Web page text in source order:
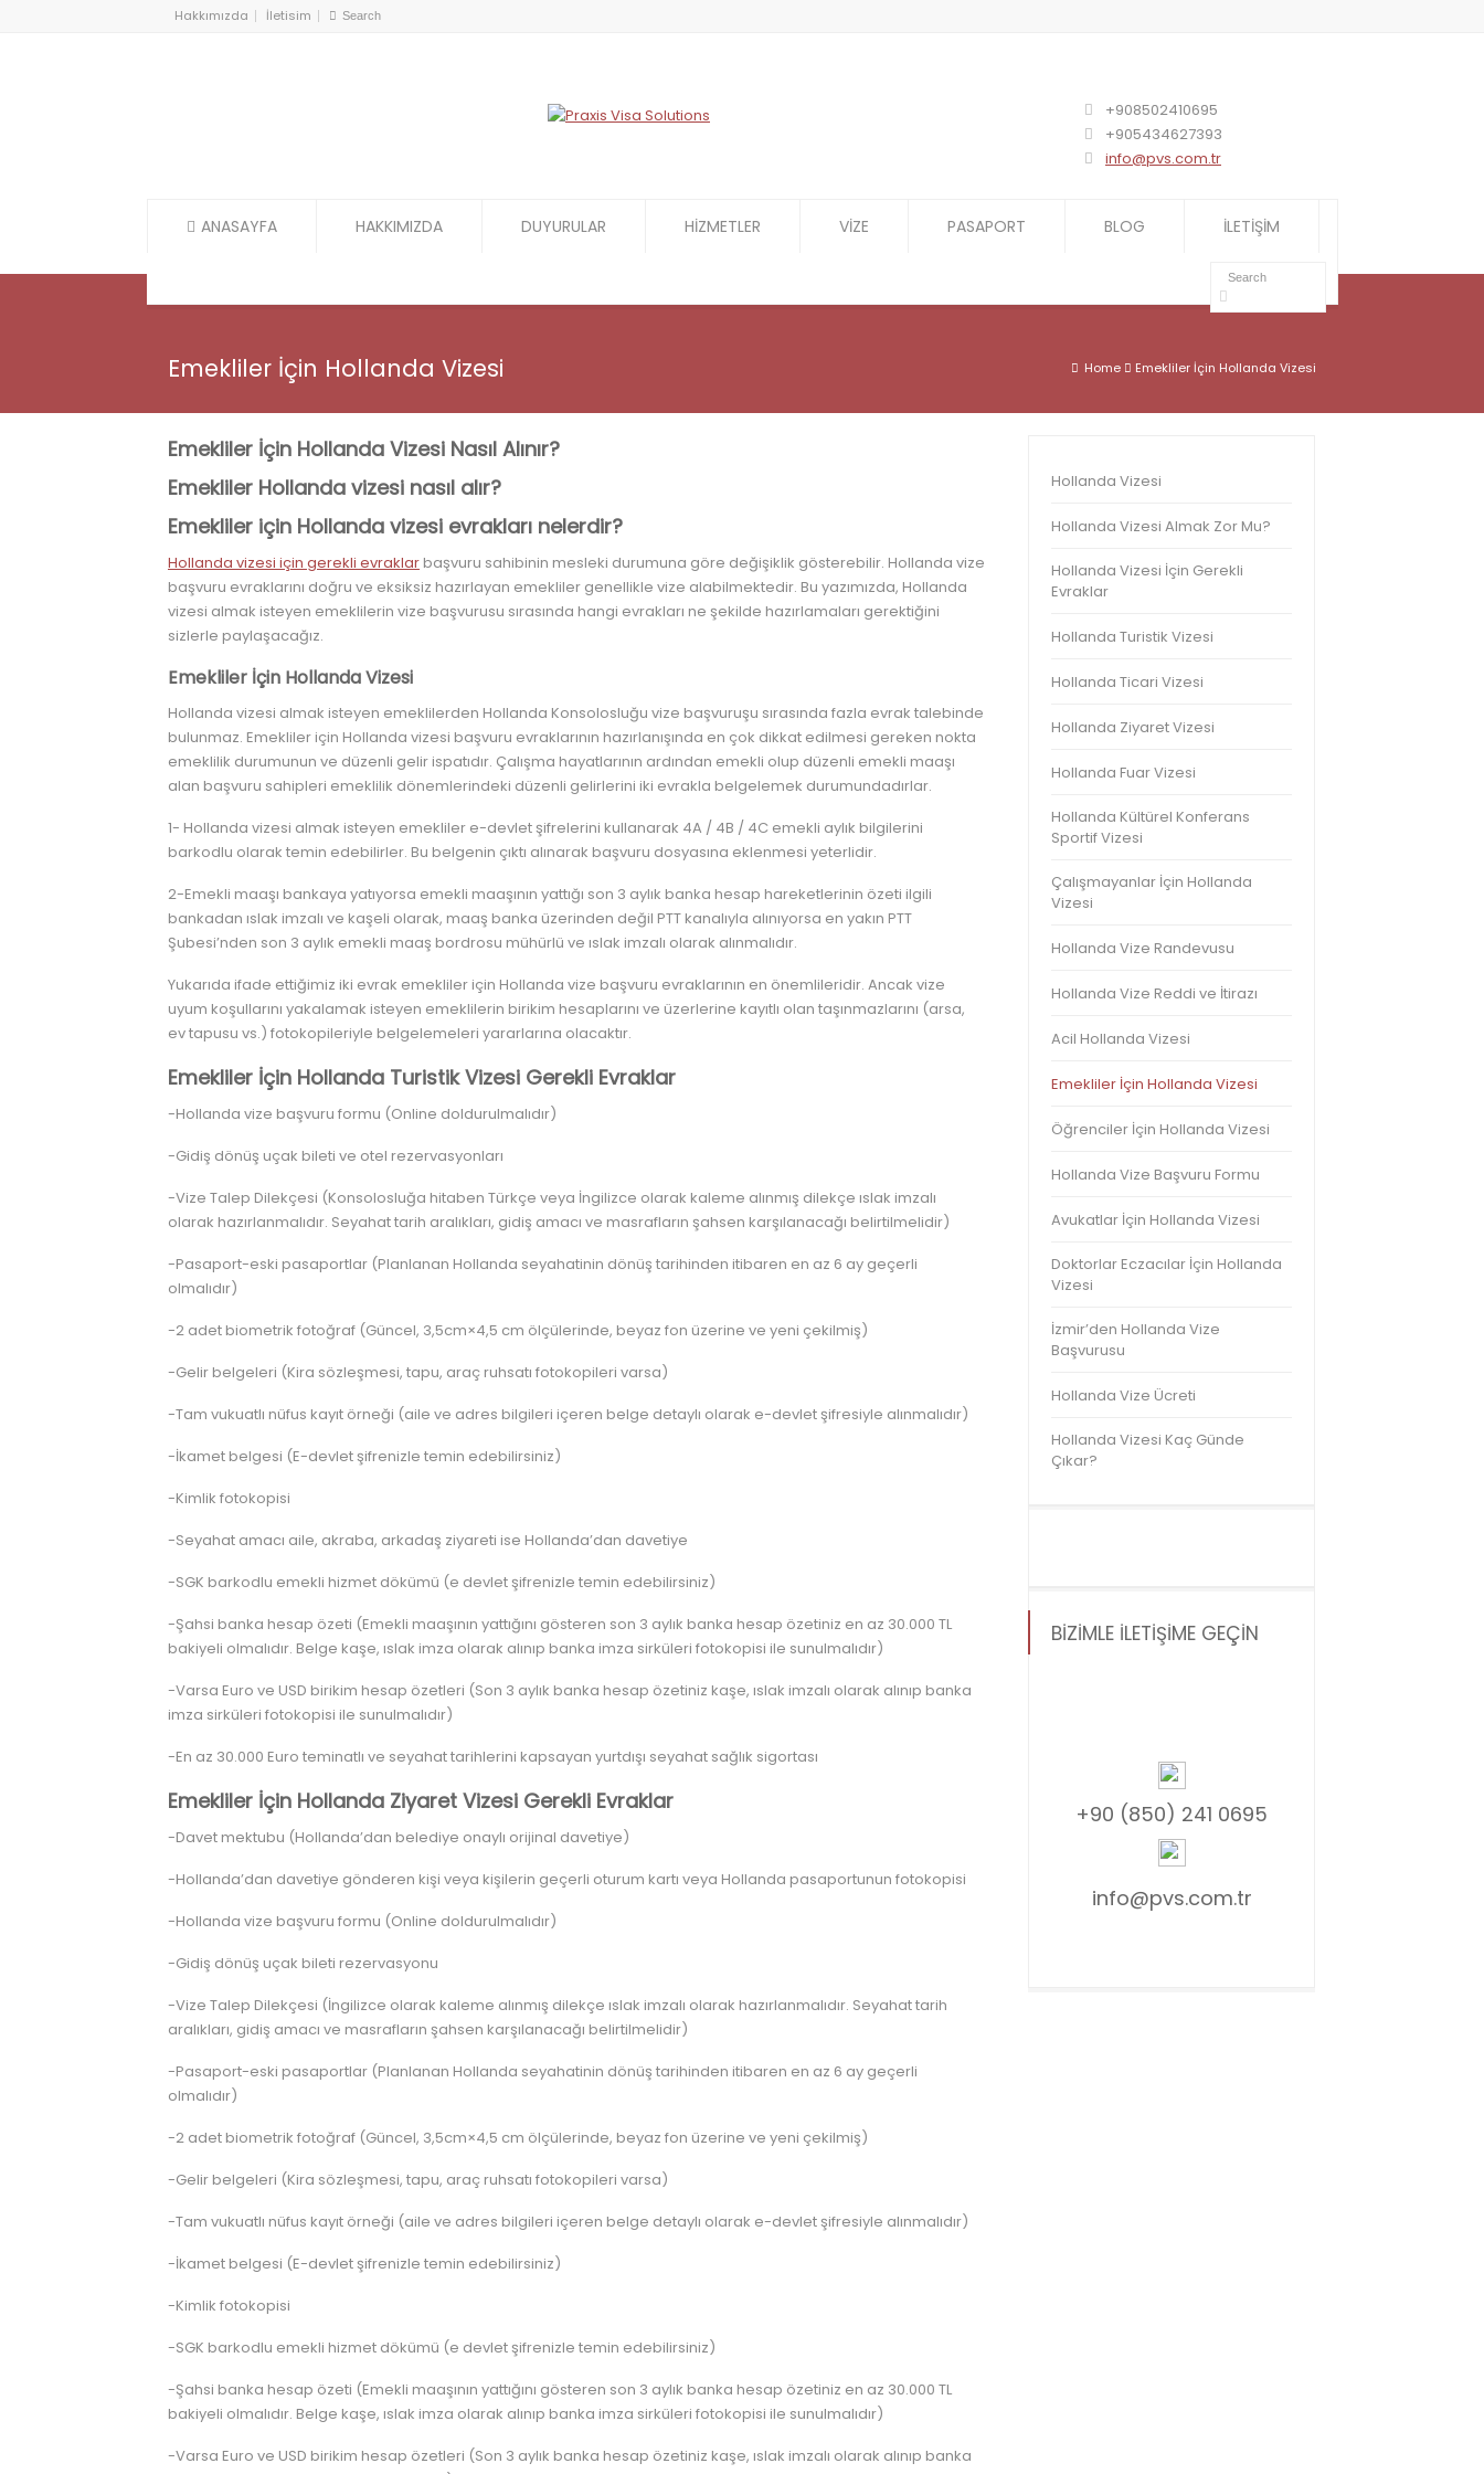
Hakkımızda İletisim
+908502410695
+905434627393
info@pvs.com.tr
ANASAYFA HAKKIMIZDA DUYURULAR HİZMETLER VİZE PASAPORT BLOG İLETİŞİM
Emekliler İçin Hollanda Vizesi Home Emekliler İçin Hollanda Vizesi
Emekliler İçin Hollanda Vizesi Nasıl Alınır?
Emekliler Hollanda vizesi nasıl alır?
Emekliler için Hollanda vizesi evrakları nelerdir?
Hollanda vizesi için gerekli evraklar başvuru sahibinin mesleki durumuna göre değişiklik gösterebilir. Hollanda vize
başvuru evraklarını doğru ve eksiksiz hazırlayan emekliler genellikle vize alabilmektedir. Bu yazımızda, Hollanda
vizesi almak isteyen emeklilerin vize başvurusu sırasında hangi evrakları ne şekilde hazırlamaları gerektiğini
sizlerle paylaşacağız.
Emekliler İçin Hollanda Vizesi
Hollanda vizesi almak isteyen emeklilerden Hollanda Konsolosluğu vize başvuruşu sırasında fazla evrak talebinde
bulunmaz. Emekliler için Hollanda vizesi başvuru evraklarının hazırlanışında en çok dikkat edilmesi gereken nokta
emeklilik durumunun ve düzenli gelir ispatıdır. Çalışma hayatlarının ardından emekli olup düzenli emekli maaşı
alan başvuru sahipleri emeklilik dönemlerindeki düzenli gelirlerini iki evrakla belgelemek durumundadırlar.
1- Hollanda vizesi almak isteyen emekliler e-devlet şifrelerini kullanarak 4A / 4B / 4C emekli aylık bilgilerini
barkodlu olarak temin edebilirler. Bu belgenin çıktı alınarak başvuru dosyasına eklenmesi yeterlidir.
2-Emekli maaşı bankaya yatıyorsa emekli maaşının yattığı son 3 aylık banka hesap hareketlerinin özeti ilgili
bankadan ıslak imzalı ve kaşeli olarak, maaş banka üzerinden değil PTT kanalıyla alınıyorsa en yakın PTT
Şubesi’nden son 3 aylık emekli maaş bordrosu mühürlü ve ıslak imzalı olarak alınmalıdır.
Yukarıda ifade ettiğimiz iki evrak emekliler için Hollanda vize başvuru evraklarının en önemlileridir. Ancak vize
uyum koşullarını yakalamak isteyen emeklilerin birikim hesaplarını ve üzerlerine kayıtlı olan taşınmazlarını (arsa,
ev tapusu vs.) fotokopileriyle belgelemeleri yararlarına olacaktır.
Emekliler İçin Hollanda Turistik Vizesi Gerekli Evraklar
-Hollanda vize başvuru formu (Online doldurulmalıdır)
-Gidiş dönüş uçak bileti ve otel rezervasyonları
-Vize Talep Dilekçesi (Konsolosluğa hitaben Türkçe veya İngilizce olarak kaleme alınmış dilekçe ıslak imzalı
olarak hazırlanmalıdır. Seyahat tarih aralıkları, gidiş amacı ve masrafların şahsen karşılanacağı belirtilmelidir)
-Pasaport-eski pasaportlar (Planlanan Hollanda seyahatinin dönüş tarihinden itibaren en az 6 ay geçerli
olmalıdır)
-2 adet biometrik fotoğraf (Güncel, 3,5cm×4,5 cm ölçülerinde, beyaz fon üzerine ve yeni çekilmiş)
-Gelir belgeleri (Kira sözleşmesi, tapu, araç ruhsatı fotokopileri varsa)
-Tam vukuatlı nüfus kayıt örneği (aile ve adres bilgileri içeren belge detaylı olarak e-devlet şifresiyle alınmalıdır)
-İkamet belgesi (E-devlet şifrenizle temin edebilirsiniz)
-Kimlik fotokopisi
-Seyahat amacı aile, akraba, arkadaş ziyareti ise Hollanda’dan davetiye
-SGK barkodlu emekli hizmet dökümü (e devlet şifrenizle temin edebilirsiniz)
-Şahsi banka hesap özeti (Emekli maaşının yattığını gösteren son 3 aylık banka hesap özetiniz en az 30.000 TL
bakiyeli olmalıdır. Belge kaşe, ıslak imza olarak alınıp banka imza sirküleri fotokopisi ile sunulmalıdır)
-Varsa Euro ve USD birikim hesap özetleri (Son 3 aylık banka hesap özetiniz kaşe, ıslak imzalı olarak alınıp banka
imza sirküleri fotokopisi ile sunulmalıdır)
-En az 30.000 Euro teminatlı ve seyahat tarihlerini kapsayan yurtdışı seyahat sağlık sigortası
Emekliler İçin Hollanda Ziyaret Vizesi Gerekli Evraklar
-Davet mektubu (Hollanda’dan belediye onaylı orijinal davetiye)
-Hollanda’dan davetiye gönderen kişi veya kişilerin geçerli oturum kartı veya Hollanda pasaportunun fotokopisi
-Hollanda vize başvuru formu (Online doldurulmalıdır)
-Gidiş dönüş uçak bileti rezervasyonu
-Vize Talep Dilekçesi (İngilizce olarak kaleme alınmış dilekçe ıslak imzalı olarak hazırlanmalıdır. Seyahat tarih
aralıkları, gidiş amacı ve masrafların şahsen karşılanacağı belirtilmelidir)
-Pasaport-eski pasaportlar (Planlanan Hollanda seyahatinin dönüş tarihinden itibaren en az 6 ay geçerli
olmalıdır)
-2 adet biometrik fotoğraf (Güncel, 3,5cm×4,5 cm ölçülerinde, beyaz fon üzerine ve yeni çekilmiş)
-Gelir belgeleri (Kira sözleşmesi, tapu, araç ruhsatı fotokopileri varsa)
-Tam vukuatlı nüfus kayıt örneği (aile ve adres bilgileri içeren belge detaylı olarak e-devlet şifresiyle alınmalıdır)
-İkamet belgesi (E-devlet şifrenizle temin edebilirsiniz)
-Kimlik fotokopisi
-SGK barkodlu emekli hizmet dökümü (e devlet şifrenizle temin edebilirsiniz)
-Şahsi banka hesap özeti (Emekli maaşının yattığını gösteren son 3 aylık banka hesap özetiniz en az 30.000 TL
bakiyeli olmalıdır. Belge kaşe, ıslak imza olarak alınıp banka imza sirküleri fotokopisi ile sunulmalıdır)
-Varsa Euro ve USD birikim hesap özetleri (Son 3 aylık banka hesap özetiniz kaşe, ıslak imzalı olarak alınıp banka
Hollanda Vizesi
Hollanda Vizesi Almak Zor Mu?
Hollanda Vizesi İçin Gerekli
Evraklar
Hollanda Turistik Vizesi
Hollanda Ticari Vizesi
Hollanda Ziyaret Vizesi
Hollanda Fuar Vizesi
Hollanda Kültürel Konferans
Sportif Vizesi
Çalışmayanlar İçin Hollanda
Vizesi
Hollanda Vize Randevusu
Hollanda Vize Reddi ve İtirazı
Acil Hollanda Vizesi
Emekliler İçin Hollanda Vizesi
Öğrenciler İçin Hollanda Vizesi
Hollanda Vize Başvuru Formu
Avukatlar İçin Hollanda Vizesi
Doktorlar Eczacılar İçin Hollanda
Vizesi
İzmir’den Hollanda Vize
Başvurusu
Hollanda Vize Ücreti
Hollanda Vizesi Kaç Günde
Çıkar?
BİZİMLE İLETİŞİME GEÇİN
+90 (850) 241 0695
info@pvs.com.tr